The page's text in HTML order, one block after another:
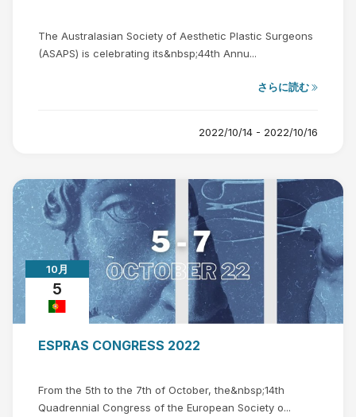
The Australasian Society of Aesthetic Plastic Surgeons
(ASAPS) is celebrating its&nbsp;44th Annu...
さらに読む
2022/10/14 - 2022/10/16
10月
5
ESPRAS CONGRESS 2022
From the 5th to the 7th of October, the&nbsp;14th
Quadrennial Congress of the European Society o...